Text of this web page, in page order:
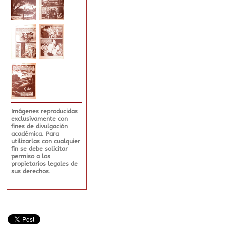
Imágenes reproducidas
exclusivamente con
fines de divulgación
académica. Para
utilizarlas con cualquier
fin se debe solicitar
permiso a los
propietarios legales de
sus derechos.